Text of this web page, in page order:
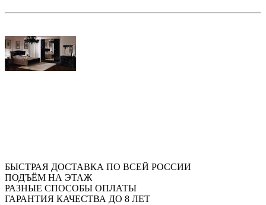
БЫСТРАЯ ДОСТАВКА ПО ВСЕЙ РОССИИ
ПОДЪЁМ НА ЭТАЖ
РАЗНЫЕ СПОСОБЫ ОПЛАТЫ
ГАРАНТИЯ КАЧЕСТВА ДО 8 ЛЕТ